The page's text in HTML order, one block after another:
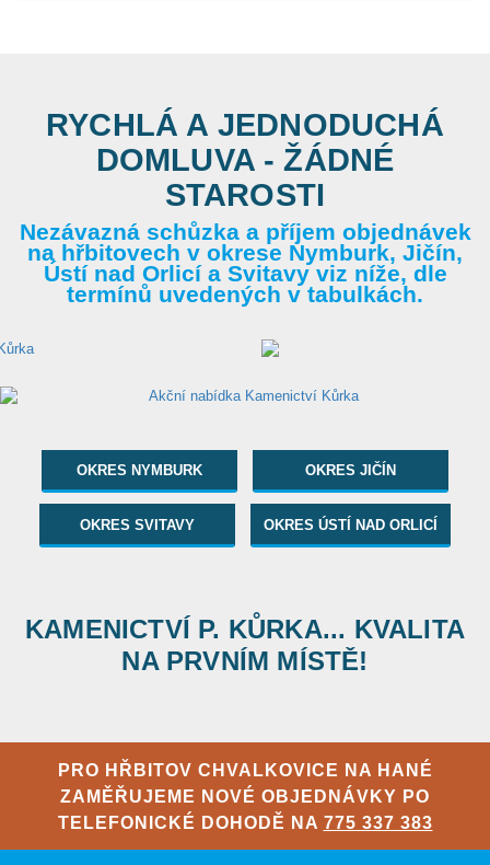
RYCHLÁ A JEDNODUCHÁ
DOMLUVA - ŽÁDNÉ
STAROSTI
Nezávazná schůzka a příjem objednávek
na hřbitovech v okrese Nymburk, Jičín,
Ústí nad Orlicí a Svitavy viz níže, dle
termínů uvedených v tabulkách.
OKRES NYMBURK OKRES JIČÍN
OKRES SVITAVY OKRES ÚSTÍ NAD ORLICÍ
KAMENICTVÍ P. KŮRKA... KVALITA
NA PRVNÍM MÍSTĚ!
PRO HŘBITOV CHVALKOVICE NA HANÉ
ZAMĚŘUJEME NOVÉ OBJEDNÁVKY PO
TELEFONICKÉ DOHODĚ NA 775 337 383